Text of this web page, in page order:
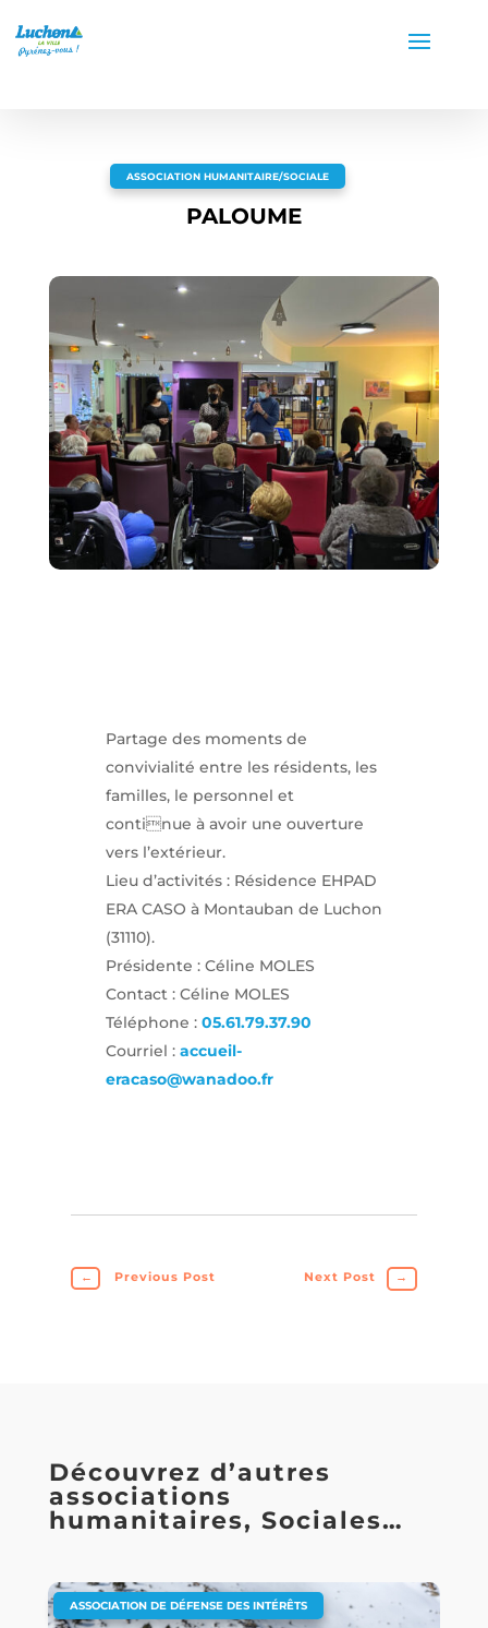
ASSOCIATION HUMANITAIRE/SOCIALE
PALOUME
Partage des moments de
convivialité entre les résidents, les
familles, le personnel et
continue à avoir une ouverture
vers l’extérieur.
Lieu d’activités : Résidence EHPAD
ERA CASO à Montauban de Luchon
(31110).
Présidente : Céline MOLES
Contact : Céline MOLES
Téléphone :05.61.79.37.90
Courriel : accueil-
eracaso@wanadoo.fr
← Previous Post Next Post →
Découvrez d’autres
associations
humanitaires, Sociales…
ASSOCIATION DE DÉFENSE DES INTÉRÊTS